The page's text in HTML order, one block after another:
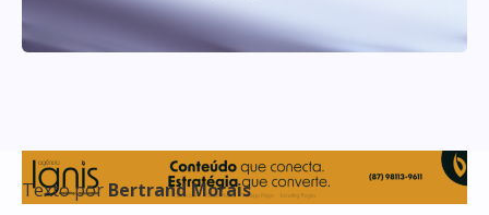
Texto por Bertrand Morais